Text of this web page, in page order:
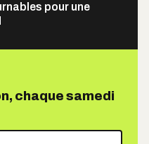
pour une
chaque samedi